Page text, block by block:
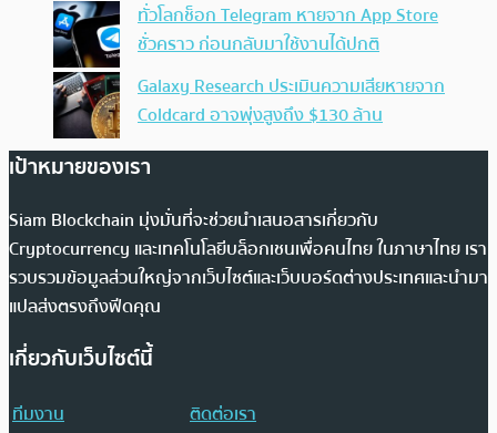
ทั่วโลกช็อก Telegram หายจาก App Store
ชั่วคราว ก่อนกลับมาใช้งานได้ปกติ
Galaxy Research ประเมินความเสียหายจาก
Coldcard อาจพุ่งสูงถึง $130 ล้าน
เป้าหมายของเรา
Siam Blockchain มุ่งมั่นที่จะช่วยนำเสนอสารเกี่ยวกับ
Cryptocurrency และเทคโนโลยีบล็อกเชนเพื่อคนไทย ในภาษาไทย เรา
รวบรวมข้อมูลส่วนใหญ่จากเว็บไซต์และเว็บบอร์ดต่างประเทศและนำมา
แปลส่งตรงถึงฟีดคุณ
เกี่ยวกับเว็บไซต์นี้
ทีมงาน
ติดต่อเรา